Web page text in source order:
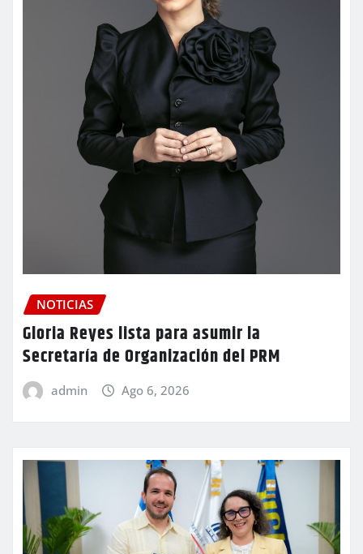
NOTICIAS
Gloria Reyes lista para asumir la
Secretaría de Organización del PRM
admin Ago 6, 2026